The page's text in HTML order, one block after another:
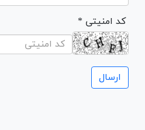
* کد امنیتی